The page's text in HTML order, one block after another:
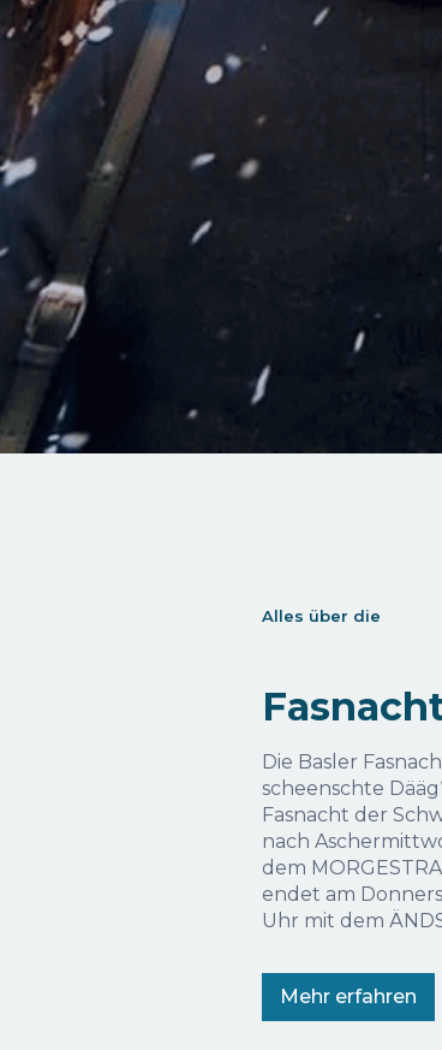
Alles über die
Die Basler
scheenschte
Fasnacht der
nach
dem
endet am
Uhr mit dem
Mehr erfahren